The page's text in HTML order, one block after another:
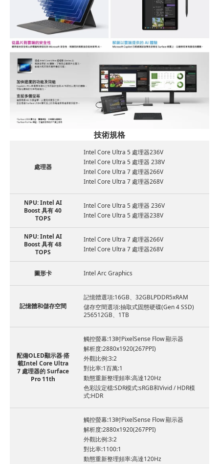
技術規格
處理器
Intel Core Ultra 5 處理器236V
Intel Core Ultra 5 處理器 238V
Intel Core Ultra 7 處理器266V
Intel Core Ultra 7 處理器268V
NPU: Intel AI
Boost 具有 40
TOPS
Intel Core Ultra 5 處理器 236V
Intel Core Ultra 5 處理器238V
NPU: Intel AI
Boost 具有 48
TOPS
Intel Core Ultra 7 處理器266V
Intel Core Ultra 7 處理器268V
圖形卡 Intel Arc Graphics
記憶體和儲存空間
記憶體選項:16GB、32GBLPDDR5xRAM
儲存空間選項:抽取式固態硬碟(Gen 4 SSD)
256512GB、1TB
配備OLED顯示器·搭
載Intel Core Ultra
7 處理器的 Surface
Pro 11th
觸控螢幕:13时PixelSense Flow 顯示器
解析度:2880x1920(267PPI)
外觀比例:3:2
對比率:1百萬:1
動態重新整理頻率:高達120Hz
色彩設定檔:SDR模式:sRGB和Vivid / HDR模
式:HDR
觸控螢幕:13时PixelSense Flow 顯示器
解析度:2880x1920(267PPI)
外觀比例:3:2
對比率:1100:1
動態重新整理頻率:高達120Hz